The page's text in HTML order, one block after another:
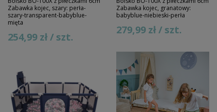
Zabawka kojec, szary: perła-
szary-transparent-babyblue-
mięta
254,99 zł / szt.
Zabawka kojec, granatowy:
babyblue-niebieski-perła
279,99 zł / szt.